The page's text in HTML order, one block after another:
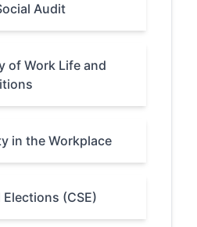
Audit
of Work Life and
in the Workplace
(CSE)